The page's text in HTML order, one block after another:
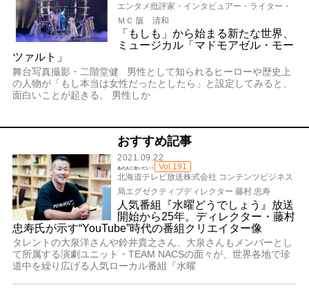
エンタメ批評家・インタビュアー・ライター・
ＭＣ 阪 清和
「もしも」から始まる新たな世界、
ミュージカル「マドモアゼル・モー
ツァルト」
舞台写真撮影・二階堂健 男性として知られるヒーローや歴史上
の人物が「もし本当は女性だったとしたら」と設定してみると、
面白いことが起きる。 男性しか
おすすめ記事
2021.09.22
あの人に会いたい！
Vol.191
北海道テレビ放送株式会社 コンテンツビジネス
局エグゼクティブディレクター 藤村 忠寿
人気番組『水曜どうでしょう』放送
開始から25年。ディレクター・藤村
忠寿氏が示す“YouTube”時代の番組クリエイター像
タレントの大泉洋さんや鈴井貴之さん、大泉さんもメンバーとし
て所属する演劇ユニット・TEAM NACSの面々が、世界各地で珍
道中を繰り広げる人気ローカル番組『水曜